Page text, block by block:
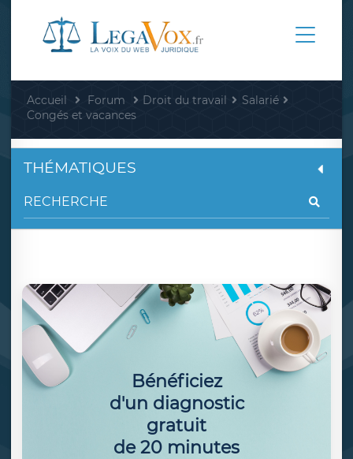
Accueil Forum Droit du travail
Salarié
Congés et vacances
THÉMATIQUES
Bénéficiez
d'un diagnostic
gratuit
de 20 minutes